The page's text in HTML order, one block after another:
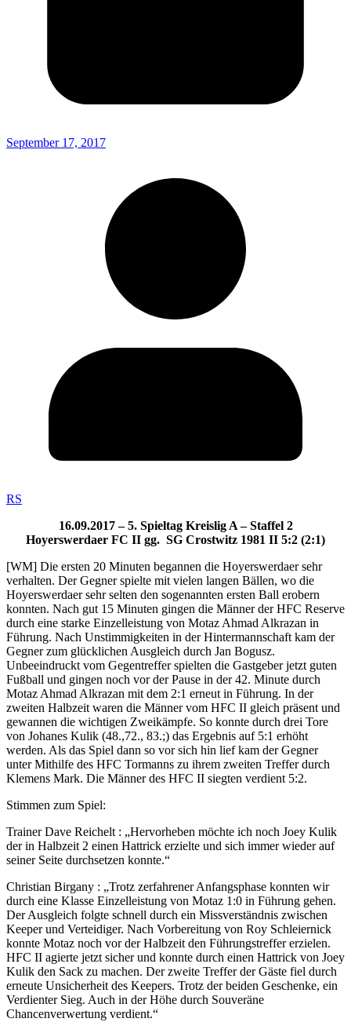
September 17, 2017
RS
16.09.2017 – 5. Spieltag Kreislig A – Staffel 2
Hoyerswerdaer FC II gg. SG Crostwitz 1981 II 5:2 (2:1)
[WM] Die ersten 20 Minuten begannen die Hoyerswerdaer sehr
verhalten. Der Gegner spielte mit vielen langen Bällen, wo die
Hoyerswerdaer sehr selten den sogenannten ersten Ball erobern
konnten. Nach gut 15 Minuten gingen die Männer der HFC Reserve
durch eine starke Einzelleistung von Motaz Ahmad Alkrazan in
Führung. Nach Unstimmigkeiten in der Hintermannschaft kam der
Gegner zum glücklichen Ausgleich durch Jan Bogusz.
Unbeeindruckt vom Gegentreffer spielten die Gastgeber jetzt guten
Fußball und gingen noch vor der Pause in der 42. Minute durch
Motaz Ahmad Alkrazan mit dem 2:1 erneut in Führung. In der
zweiten Halbzeit waren die Männer vom HFC II gleich präsent und
gewannen die wichtigen Zweikämpfe. So konnte durch drei Tore
von Johanes Kulik (48.,72., 83.;) das Ergebnis auf 5:1 erhöht
werden. Als das Spiel dann so vor sich hin lief kam der Gegner
unter Mithilfe des HFC Tormanns zu ihrem zweiten Treffer durch
Klemens Mark. Die Männer des HFC II siegten verdient 5:2.
Stimmen zum Spiel:
Trainer Dave Reichelt : „Hervorheben möchte ich noch Joey Kulik
der in Halbzeit 2 einen Hattrick erzielte und sich immer wieder auf
seiner Seite durchsetzen konnte.“
Christian Birgany : „Trotz zerfahrener Anfangsphase konnten wir
durch eine Klasse Einzelleistung von Motaz 1:0 in Führung gehen.
Der Ausgleich folgte schnell durch ein Missverständnis zwischen
Keeper und Verteidiger. Nach Vorbereitung von Roy Schleiernick
konnte Motaz noch vor der Halbzeit den Führungstreffer erzielen.
HFC II agierte jetzt sicher und konnte durch einen Hattrick von Joey
Kulik den Sack zu machen. Der zweite Treffer der Gäste fiel durch
erneute Unsicherheit des Keepers. Trotz der beiden Geschenke, ein
Verdienter Sieg. Auch in der Höhe durch Souveräne
Chancenverwertung verdient.“